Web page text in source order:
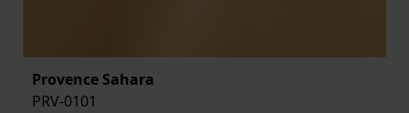
Provence Sahara
PRV-0101